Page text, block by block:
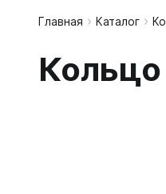
Главная Каталог